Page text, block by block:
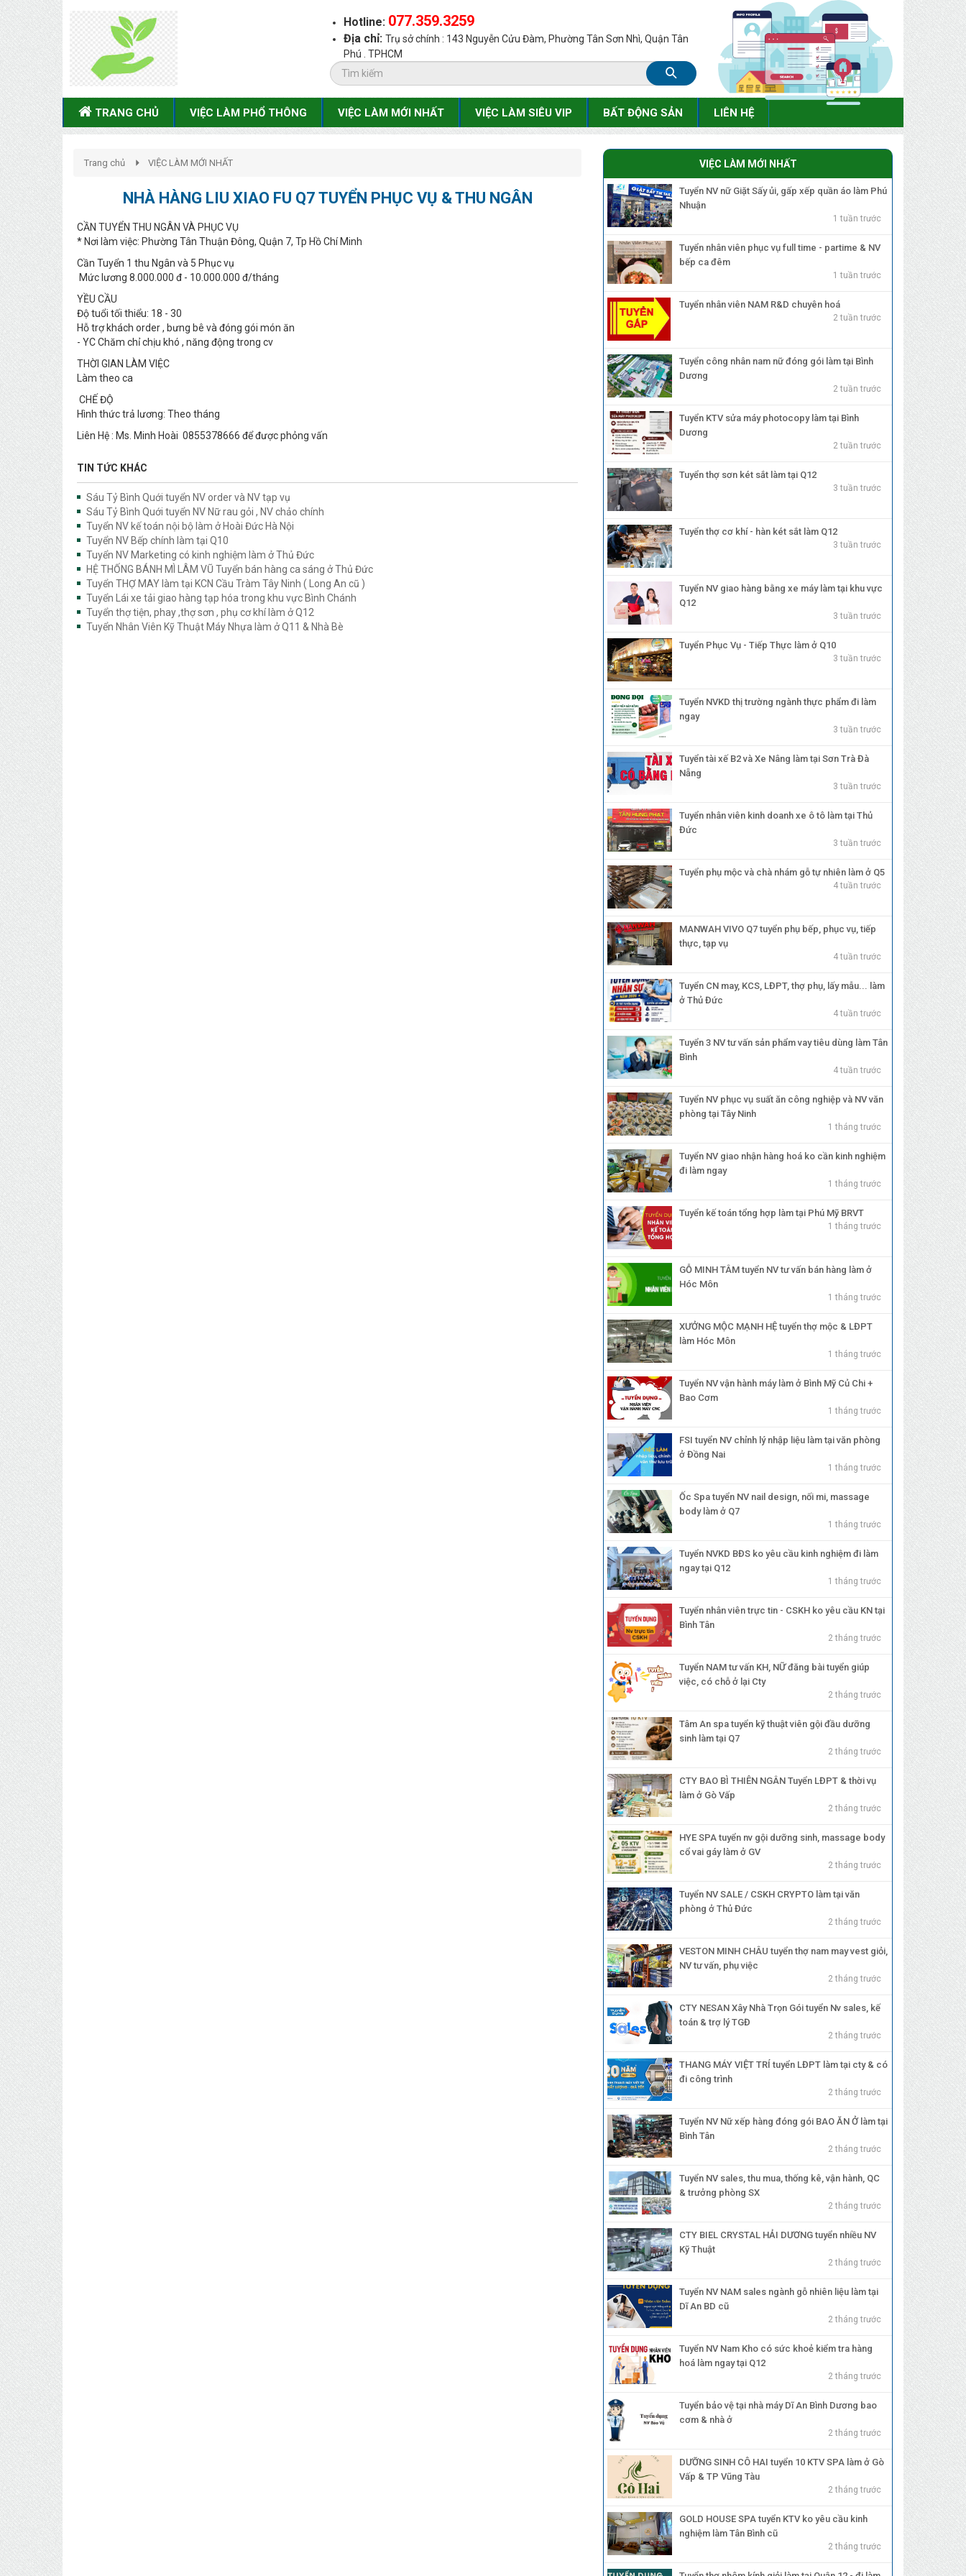
Hotline: 077.359.3259
Địa chỉ: Trụ sở chính : 143 Nguyễn Cửu Đàm, Phường Tân Sơn Nhì, Quận Tân
Phú . TPHCM
TRANG CHỦ VIỆC LÀM PHỔ THÔNG VIỆC LÀM MỚI NHẤT VIỆC LÀM SIÊU VIP BẤT ĐỘNG SẢN LIÊN HỆ
Trang chủ VIỆC LÀM MỚI NHẤT
NHÀ HÀNG LIU XIAO FU Q7 TUYỂN PHỤC VỤ & THU NGÂN
CẦN TUYỂN THU NGÂN VÀ PHỤC VỤ
* Nơi làm việc: Phường Tân Thuận Đông, Quận 7, Tp Hồ Chí Minh
Cần Tuyển 1 thu Ngân và 5 Phục vụ
Mức lương 8.000.000 đ - 10.000.000 đ/tháng
YỀU CẦU
Độ tuổi tối thiểu: 18 - 30
Hỗ trợ khách order , bưng bê và đóng gói món ăn
- YC Chăm chỉ chịu khó , năng động trong cv
THỜI GIAN LÀM VIỆC
Làm theo ca
CHẾ ĐỘ
Hình thức trả lương: Theo tháng
Liên Hệ : Ms. Minh Hoài 0855378666 để được phỏng vấn
TIN TỨC KHÁC
Sáu Tỷ Bình Quới tuyển NV order và NV tạp vụ
Sáu Tỷ Bình Quới tuyển NV Nữ rau gỏi , NV chảo chính
Tuyển NV kế toán nội bộ làm ở Hoài Đức Hà Nội
Tuyển NV Bếp chính làm tại Q10
Tuyển NV Marketing có kinh nghiệm làm ở Thủ Đức
HỆ THỐNG BÁNH MÌ LÂM VŨ Tuyển bán hàng ca sáng ở Thủ Đức
Tuyển THỢ MAY làm tại KCN Cầu Tràm Tây Ninh ( Long An cũ )
Tuyển Lái xe tải giao hàng tạp hóa trong khu vực Bình Chánh
Tuyển thợ tiện, phay ,thợ sơn , phụ cơ khí làm ở Q12
Tuyển Nhân Viên Kỹ Thuật Máy Nhựa làm ở Q11 & Nhà Bè
VIỆC LÀM MỚI NHẤT
Tuyển NV nữ Giặt Sấy ủi, gấp xếp quần áo làm Phú
Nhuận
1 tuần trước
Tuyển nhân viên phục vụ full time - partime & NV
bếp ca đêm
1 tuần trước
Tuyển nhân viên NAM R&D chuyên hoá
2 tuần trước
Tuyển công nhân nam nữ đóng gói làm tại Bình
Dương
2 tuần trước
Tuyển KTV sửa máy photocopy làm tại Bình
Dương
2 tuần trước
Tuyển thợ sơn két sắt làm tại Q12
3 tuần trước
Tuyển thợ cơ khí - hàn két sắt làm Q12
3 tuần trước
Tuyển NV giao hàng bằng xe máy làm tại khu vực
Q12
3 tuần trước
Tuyển Phục Vụ - Tiếp Thực làm ở Q10
3 tuần trước
Tuyển NVKD thị trường ngành thực phẩm đi làm
ngay
3 tuần trước
Tuyển tài xế B2 và Xe Nâng làm tại Sơn Trà Đà
Nẵng
3 tuần trước
Tuyển nhân viên kinh doanh xe ô tô làm tại Thủ
Đức
3 tuần trước
Tuyển phụ mộc và chà nhám gỗ tự nhiên làm ở Q5
4 tuần trước
MANWAH VIVO Q7 tuyển phụ bếp, phục vụ, tiếp
thực, tạp vụ
4 tuần trước
Tuyển CN may, KCS, LĐPT, thợ phụ, lấy mẫu... làm
ở Thủ Đức
4 tuần trước
Tuyển 3 NV tư vấn sản phẩm vay tiêu dùng làm Tân
Bình
4 tuần trước
Tuyển NV phục vụ suất ăn công nghiệp và NV văn
phòng tại Tây Ninh
1 tháng trước
Tuyển NV giao nhận hàng hoá ko cần kinh nghiệm
đi làm ngay
1 tháng trước
Tuyển kế toán tổng hợp làm tại Phú Mỹ BRVT
1 tháng trước
GỖ MINH TÂM tuyển NV tư vấn bán hàng làm ở
Hóc Môn
1 tháng trước
XƯỞNG MỘC MẠNH HỆ tuyển thợ mộc & LĐPT
làm Hóc Môn
1 tháng trước
Tuyển NV vận hành máy làm ở Bình Mỹ Củ Chi +
Bao Cơm
1 tháng trước
FSI tuyển NV chỉnh lý nhập liệu làm tại văn phòng
ở Đồng Nai
1 tháng trước
Ốc Spa tuyển NV nail design, nối mi, massage
body làm ở Q7
1 tháng trước
Tuyển NVKD BĐS ko yêu cầu kinh nghiệm đi làm
ngay tại Q12
1 tháng trước
Tuyển nhân viên trực tin - CSKH ko yêu cầu KN tại
Bình Tân
2 tháng trước
Tuyển NAM tư vấn KH, NỮ đăng bài tuyển giúp
việc, có chỗ ở lại Cty
2 tháng trước
Tâm An spa tuyển kỹ thuật viên gội đầu dưỡng
sinh làm tại Q7
2 tháng trước
CTY BAO BÌ THIÊN NGÂN Tuyển LĐPT & thời vụ
làm ở Gò Vấp
2 tháng trước
HYE SPA tuyển nv gội dưỡng sinh, massage body
cổ vai gáy làm ở GV
2 tháng trước
Tuyển NV SALE / CSKH CRYPTO làm tại văn
phòng ở Thủ Đức
2 tháng trước
VESTON MINH CHÂU tuyển thợ nam may vest giỏi,
NV tư vấn, phụ việc
2 tháng trước
CTY NESAN Xây Nhà Trọn Gói tuyển Nv sales, kế
toán & trợ lý TGĐ
2 tháng trước
THANG MÁY VIỆT TRÍ tuyển LĐPT làm tại cty & có
đi công trình
2 tháng trước
Tuyển NV Nữ xếp hàng đóng gói BAO ĂN Ở làm tại
Bình Tân
2 tháng trước
Tuyển NV sales, thu mua, thống kê, vận hành, QC
& trưởng phòng SX
2 tháng trước
CTY BIEL CRYSTAL HẢI DƯƠNG tuyển nhiều NV
Kỹ Thuật
2 tháng trước
Tuyển NV NAM sales ngành gỗ nhiên liệu làm tại
Dĩ An BD cũ
2 tháng trước
Tuyển NV Nam Kho có sức khoẻ kiểm tra hàng
hoá làm ngay tại Q12
2 tháng trước
Tuyển bảo vệ tại nhà máy Dĩ An Bình Dương bao
cơm & nhà ở
2 tháng trước
DƯỠNG SINH CÔ HAI tuyển 10 KTV SPA làm ở Gò
Vấp & TP Vũng Tàu
2 tháng trước
GOLD HOUSE SPA tuyển KTV ko yêu cầu kinh
nghiệm làm Tân Bình cũ
2 tháng trước